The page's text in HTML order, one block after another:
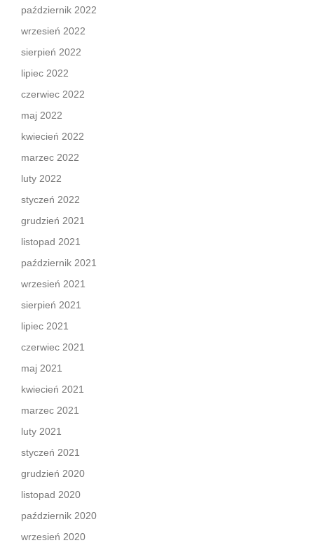
październik 2022
wrzesień 2022
sierpień 2022
lipiec 2022
czerwiec 2022
maj 2022
kwiecień 2022
marzec 2022
luty 2022
styczeń 2022
grudzień 2021
listopad 2021
październik 2021
wrzesień 2021
sierpień 2021
lipiec 2021
czerwiec 2021
maj 2021
kwiecień 2021
marzec 2021
luty 2021
styczeń 2021
grudzień 2020
listopad 2020
październik 2020
wrzesień 2020